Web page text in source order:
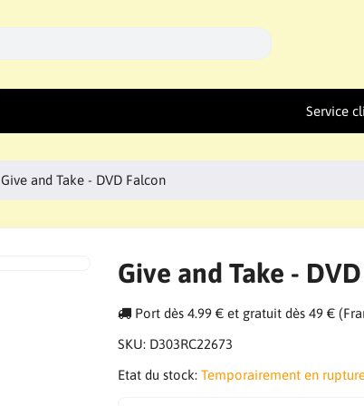
Service
Give and Take - DVD Falcon
Give and Take -
Port dès 4.99 € et gratuit dès 49 €
SKU: D303RC22673
Etat du stock: Temporairement en